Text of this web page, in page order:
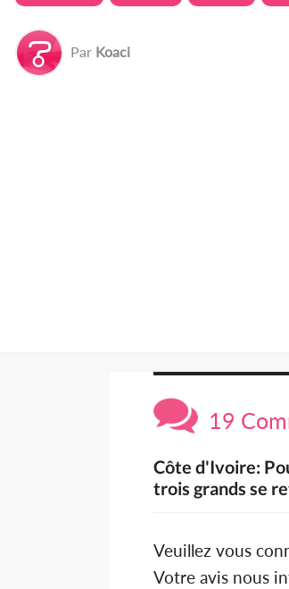
Par Koaci
19
Côte d'Ivoire:
trois grands se
Veuillez vous
Votre avis nous